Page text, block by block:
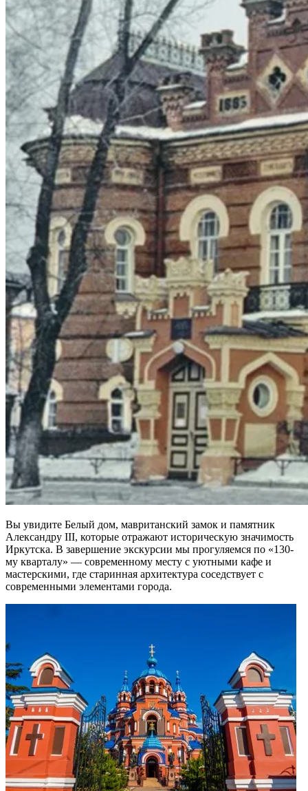
Вы увидите Белый дом, мавританский замок и памятник
Александру III, которые отражают историческую значимость
Иркутска. В завершение экскурсии мы прогуляемся по «130-
му кварталу» — современному месту с уютными кафе и
мастерскими, где старинная архитектура соседствует с
современными элементами города.